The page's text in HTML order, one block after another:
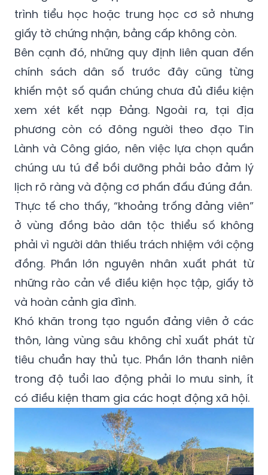
trình tiểu học hoặc trung học cơ sở nhưng
giấy tờ chứng nhận, bằng cấp không còn.
Bên cạnh đó, những quy định liên quan đến
chính sách dân số trước đây cũng từng
khiến một số quần chúng chưa đủ điều kiện
xem xét kết nạp Đảng. Ngoài ra, tại địa
phương còn có đông người theo đạo Tin
Lành và Công giáo, nên việc lựa chọn quần
chúng ưu tú để bồi dưỡng phải bảo đảm lý
lịch rõ ràng và động cơ phấn đấu đúng đắn.
Thực tế cho thấy, “khoảng trống đảng viên”
ở vùng đồng bào dân tộc thiểu số không
phải vì người dân thiếu trách nhiệm với cộng
đồng. Phần lớn nguyên nhân xuất phát từ
những rào cản về điều kiện học tập, giấy tờ
và hoàn cảnh gia đình.
Khó khăn trong tạo nguồn đảng viên ở các
thôn, làng vùng sâu không chỉ xuất phát từ
tiêu chuẩn hay thủ tục. Phần lớn thanh niên
trong độ tuổi lao động phải lo mưu sinh, ít
có điều kiện tham gia các hoạt động xã hội.